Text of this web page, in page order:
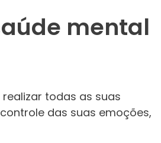
mental
todas as suas
das suas emoções,